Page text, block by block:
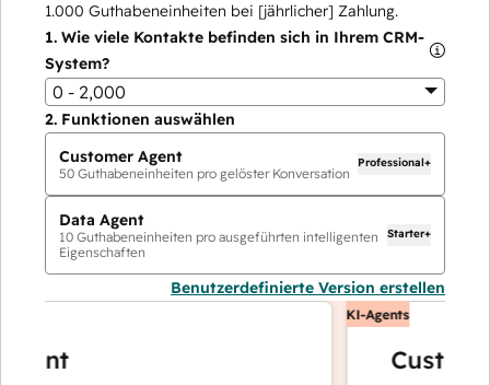
1.000 Guthabeneinheiten bei [jährlicher] Zahlung.
1. Wie viele Kontakte befinden sich in Ihrem CRM-
System?
0 - 2,000
2. Funktionen auswählen
Customer Agent
50 Guthabeneinheiten pro gelöster Konversation
Professional+
Data Agent
10 Guthabeneinheiten pro ausgeführten intelligenten
Eigenschaften
Starter+
Benutzerdefinierte Version erstellen
KI-Agents
Customer